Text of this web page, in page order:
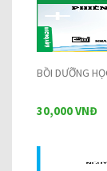
BỒI DƯỠNG
30,000 VNĐ